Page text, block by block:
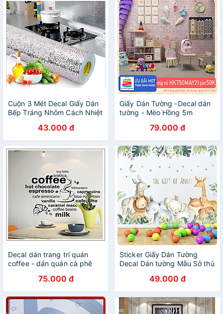
Cuộn 3 Mét Decal Giấy Dán
Bếp Tráng Nhôm Cách Nhiệt
Nước Cao Cấp Hàng Loại 1 -
Chính Hãng MINIIN
43.000 đ
Giấy Dán Tường -Decal dán
tường - Mèo Hồng 5m
79.000 đ
Decal dán trang trí quán
coffee - dán quán cà phê
75.000 đ
Sticker Giấy Dán Tường
Decal Dán tường Mẫu Sở thú
49.000 đ